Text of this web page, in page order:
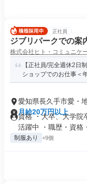
正社員
ジブリパークでの案
株式会社ヒト・コミュニケ
【正社員/完全週休2日
ショップでのお仕事＜
愛知県長久手市愛・
月給20万円以上
資格 ・大卒、大学院
活躍中 ・職歴・資格
制服あり +9個